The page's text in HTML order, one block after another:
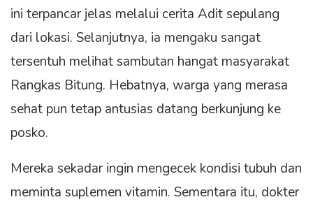
ini terpancar jelas melalui cerita Adit sepulang
dari lokasi. Selanjutnya, ia mengaku sangat
tersentuh melihat sambutan hangat masyarakat
Rangkas Bitung. Hebatnya, warga yang merasa
sehat pun tetap antusias datang berkunjung ke
posko.
Mereka sekadar ingin mengecek kondisi tubuh dan
meminta suplemen vitamin. Sementara itu, dokter